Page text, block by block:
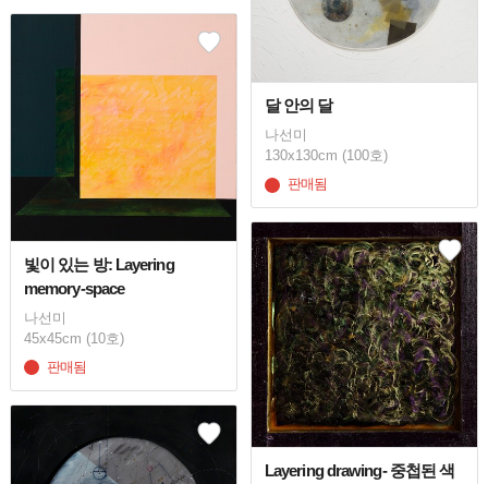
달 안의 달
나선미
130x130cm (100호)
판매됨
빛이 있는 방: Layering
memory-space
나선미
45x45cm (10호)
판매됨
Layering drawing- 중첩된 색